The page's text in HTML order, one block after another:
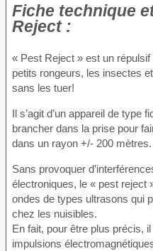
Fiche technique
Reject :
« Pest Reject » est un
petits rongeurs, les insectes
sans les tuer!
Il s’agit d’un appareil de type
brancher dans la prise pour
dans un rayon +/- 200 mètres.
Sans provoquer
électroniques, le « pest reject
ondes de types ultrasons qui
chez les nuisibles.
En fait, pour être plus précis,
impulsions